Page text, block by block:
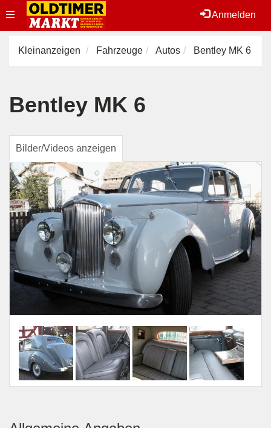
Anmelden
Toggle
navigation
Kleinanzeigen Fahrzeuge Autos Bentley MK 6
Bentley MK 6
Bilder/Videos anzeigen